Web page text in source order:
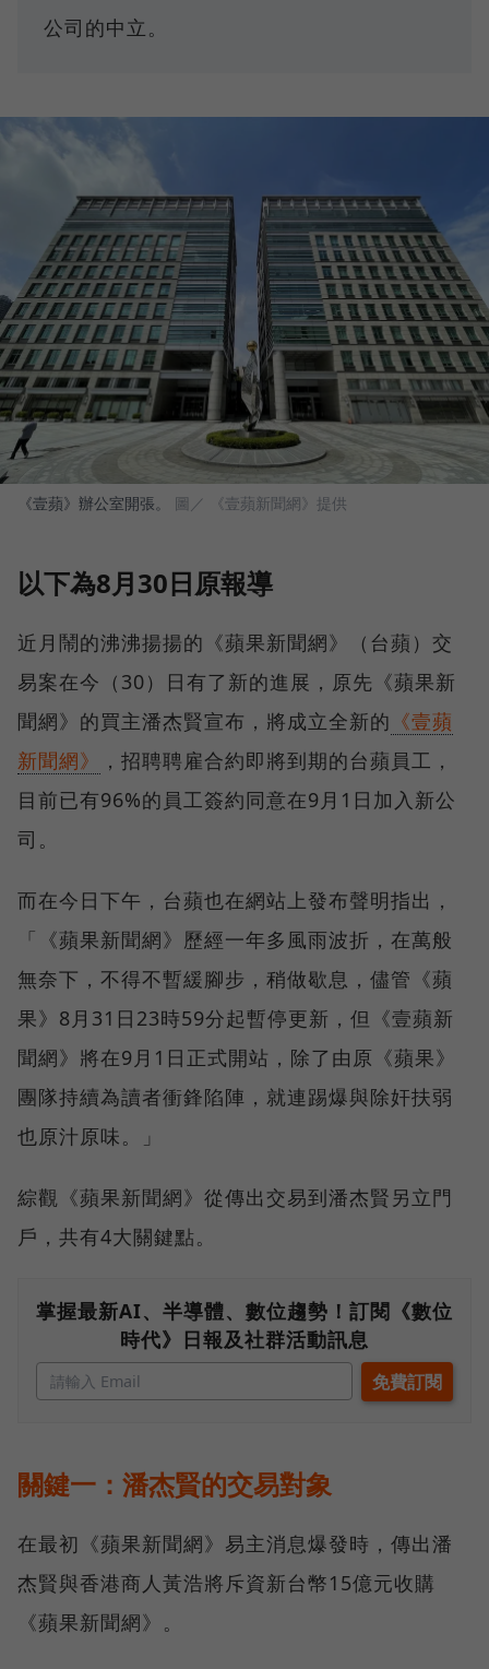
公司的中立。
《壹蘋》辦公室開張。 圖／ 《壹蘋新聞網》提供
以下為8月30日原報導
近月鬧的沸沸揚揚的《蘋果新聞網》（台蘋）交
易案在今（30）日有了新的進展，原先《蘋果新
聞網》的買主潘杰賢宣布，將成立全新的 《壹蘋
新聞網》
，招聘聘雇合約即將到期的台蘋員工，
目前已有96%的員工簽約同意在9月1日加入新公
司。
而在今日下午，台蘋也在網站上發布聲明指出，
「《蘋果新聞網》歷經一年多風雨波折，在萬般
無奈下，不得不暫緩腳步，稍做歇息，儘管《蘋
果》8月31日23時59分起暫停更新，但《壹蘋新
聞網》將在9月1日正式開站，除了由原《蘋果》
團隊持續為讀者衝鋒陷陣，就連踢爆與除奸扶弱
也原汁原味。」
綜觀《蘋果新聞網》從傳出交易到潘杰賢另立門
戶，共有4大關鍵點。
掌握最新AI、半導體、數位趨勢！訂閱《數位
時代》日報及社群活動訊息
關鍵一：潘杰賢的交易對象
在最初《蘋果新聞網》易主消息爆發時，傳出潘
杰賢與香港商人黃浩將斥資新台幣15億元收購
《蘋果新聞網》。